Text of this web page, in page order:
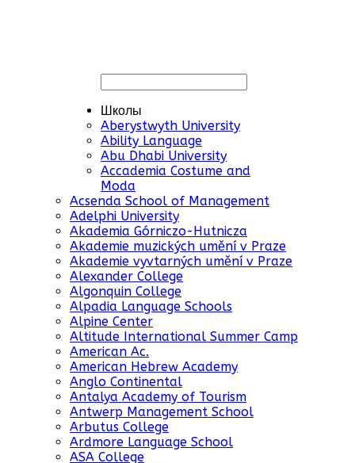
Школы
Aberystwyth University
Ability Language
Abu Dhabi University
Accademia Costume and
Moda
Acsenda School of Management
Adelphi University
Akademia Górniczo-Hutnicza
Akademie muzických umění v Praze
Akademie vyvtarných umění v Praze
Alexander College
Algonquin College
Alpadia Language Schools
Alpine Center
Altitude International Summer Camp
American Ac.
American Hebrew Academy
Anglo Continental
Antalya Academy of Tourism
Antwerp Management School
Arbutus College
Ardmore Language School
ASA College